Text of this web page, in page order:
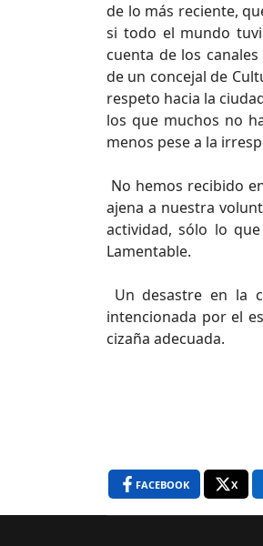
de lo más reciente,
si todo el mundo
cuenta de los
de un concejal de
respeto hacia la
los que muchos no
menos pese a la
No hemos recibido
ajena a nuestra
actividad, sólo lo
Lamentable.
Un desastre en la
intencionada por el
cizaña adecuada.
FACEBOOK X